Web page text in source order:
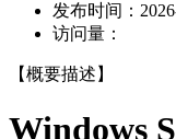
发布时间：
访问量：
【概要描述】
Windows